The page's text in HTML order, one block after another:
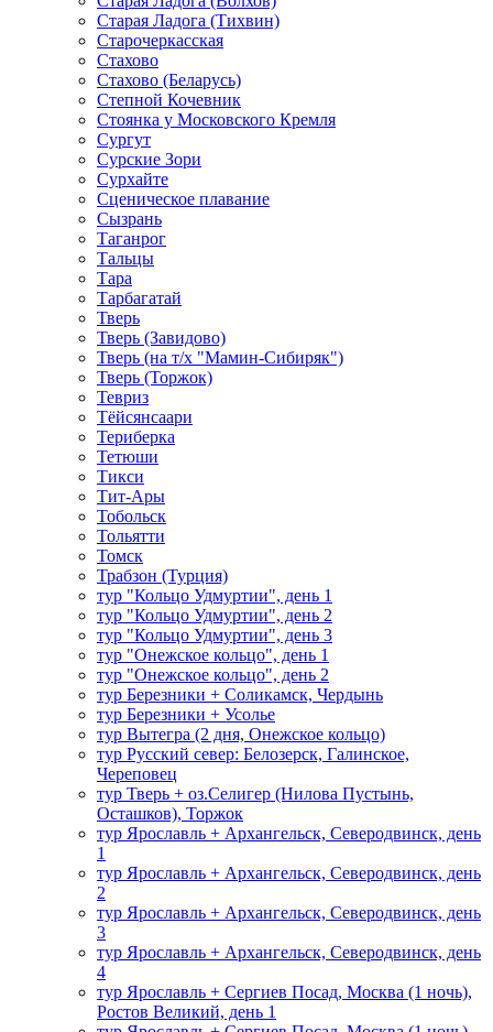
Старая Ладога (Тихвин)
Старочеркасская
Стахово
Стахово (Беларусь)
Степной Кочевник
Стоянка у Московского Кремля
Сургут
Сурские Зори
Сурхайте
Сценическое плавание
Сызрань
Таганрог
Тальцы
Тара
Тарбагатай
Тверь
Тверь (Завидово)
Тверь (на т/х "Мамин-Сибиряк")
Тверь (Торжок)
Тевриз
Тёйсянсаари
Териберка
Тетюши
Тикси
Тит-Ары
Тобольск
Тольятти
Томск
Трабзон (Турция)
тур "Кольцо Удмуртии", день 1
тур "Кольцо Удмуртии", день 2
тур "Кольцо Удмуртии", день 3
тур "Онежское кольцо", день 1
тур "Онежское кольцо", день 2
тур Березники + Соликамск, Чердынь
тур Березники + Усолье
тур Вытегра (2 дня, Онежское кольцо)
тур Русский север: Белозерск, Галинское,
Череповец
тур Тверь + оз.Селигер (Нилова Пустынь,
Осташков), Торжок
тур Ярославль + Архангельск, Северодвинск, день
1
тур Ярославль + Архангельск, Северодвинск, день
2
тур Ярославль + Архангельск, Северодвинск, день
3
тур Ярославль + Архангельск, Северодвинск, день
4
тур Ярославль + Сергиев Посад, Москва (1 ночь),
Ростов Великий, день 1